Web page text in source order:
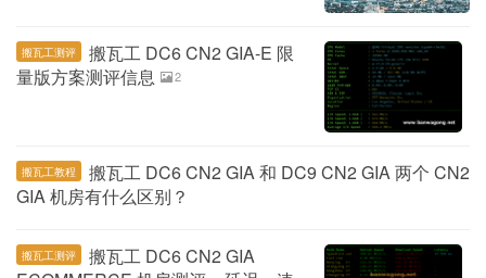
搬瓦工测评
搬瓦工 DC6 CN2 GIA-E 限
量版方案测评信息
2
搬瓦工教程
搬瓦工 DC6 CN2 GIA 和 DC9 CN2 GIA 两个 CN2
GIA 机房有什么区别？
搬瓦工测评
搬瓦工 DC6 CN2 GIA